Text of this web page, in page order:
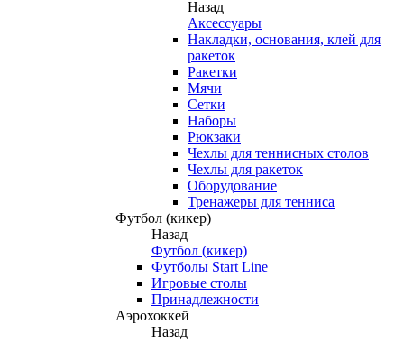
Назад
Аксессуары
Накладки, основания, клей для
ракеток
Ракетки
Мячи
Сетки
Наборы
Рюкзаки
Чехлы для теннисных столов
Чехлы для ракеток
Оборудование
Тренажеры для тенниса
Футбол (кикер)
Назад
Футбол (кикер)
Футболы Start Line
Игровые столы
Принадлежности
Аэрохоккей
Назад